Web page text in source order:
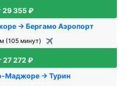
29 355 ₽
→ Бергамо Аэропорт
(105 минут)
27 272 ₽
Маджоре → Турин